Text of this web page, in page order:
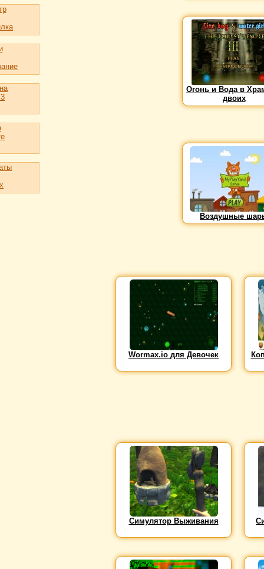
Огонь и Вода в
двоих
Воздушные
Wormax.io для Девочек
Симулятор Выживания